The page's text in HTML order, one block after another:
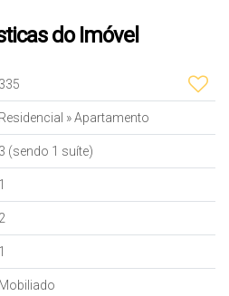
do Imóvel
335
Residencial »Apartamento
3 (sendo 1 suíte)
1
2
1
Mobiliado